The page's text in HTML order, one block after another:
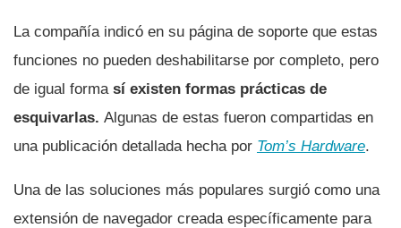
La compañía indicó en su página de soporte que estas
funciones no pueden deshabilitarse por completo, pero
de igual forma sí existen formas prácticas de
esquivarlas. Algunas de estas fueron compartidas en
una publicación detallada hecha por Tom’s Hardware.
Una de las soluciones más populares surgió como una
extensión de navegador creada específicamente para